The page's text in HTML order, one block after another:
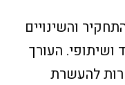
והשינויים
ושיתופי. העורך
להעשרת